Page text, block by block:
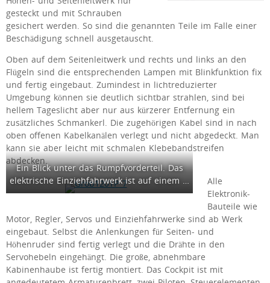
gesteckt und mit Schrauben
gesichert werden. So sind die genannten Teile im Falle einer
Beschädigung schnell ausgetauscht.
Oben auf dem Seitenleitwerk und rechts und links an den
Flügeln sind die entsprechenden Lampen mit Blinkfunktion fix
und fertig eingebaut. Zumindest in lichtreduzierter
Umgebung können sie deutlich sichtbar strahlen, sind bei
hellem Tageslicht aber nur aus kürzerer Entfernung ein
zusätzliches Schmankerl. Die zugehörigen Kabel sind in nach
oben offenen Kabelkanälen verlegt und nicht abgedeckt. Man
kann sie aber leicht mit schmalen Klebebandstreifen
abdecken.
Ein Blick unter das Rumpfvorderteil. Das
elektrische Einziehfahrwerk ist auf einem …
Alle
Elektronik-
Bauteile wie
Motor, Regler, Servos und Einziehfahrwerke sind ab Werk
eingebaut. Selbst die Anlenkungen für Seiten- und
Höhenruder sind fertig verlegt und die Drähte in den
Servohebeln eingehängt. Die große, abnehmbare
Kabinenhaube ist fertig montiert. Das Cockpit ist mit